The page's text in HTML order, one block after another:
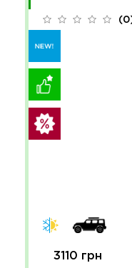
3110 грн